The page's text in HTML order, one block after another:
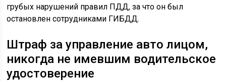
грубых нарушений правил ПДД, за что он был
остановлен сотрудниками ГИБДД.
Штраф за управление авто лицом,
никогда не имевшим водительское
удостоверение